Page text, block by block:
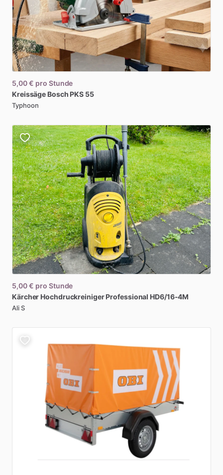
5,00 € pro Stunde
Kreissäge Bosch PKS 55
Typhoon
5,00 € pro Stunde
Kärcher Hochdruckreiniger Professional HD6​/​16-4M
Ali S